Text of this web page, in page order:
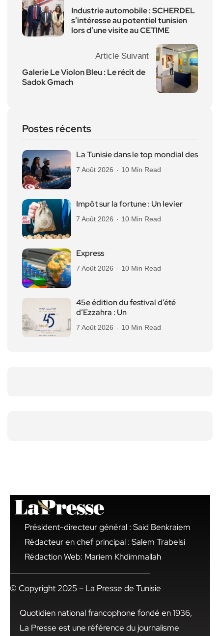
Industrie automobile : SCHERDEL
s’intéresse au potentiel tunisien
lors d’une visite au CETIME
Article Suivant
Galerie Le Violon Bleu : Le récit de
Sadok Gmach
Postes récents
La Tunisie dans le top mondial des
7 Août 2026 10 Min Read
Impôt sur la fortune : Un levier
7 Août 2026 10 Min Read
Express
7 Août 2026 10 Min Read
45e édition du festival d’été
d’Ezzahra : Un
7 Août 2026 10 Min Read
Président-directeur général : Said Benkraiem
Rédacteur en chef principal : Salem Trabelsi
Rédaction Web: Mariem Khdimmallah
© Copyright 2025 – La Presse de Tunisie
Quotidien national francophone fondé en 1936,
La Presse est une référence du journalisme